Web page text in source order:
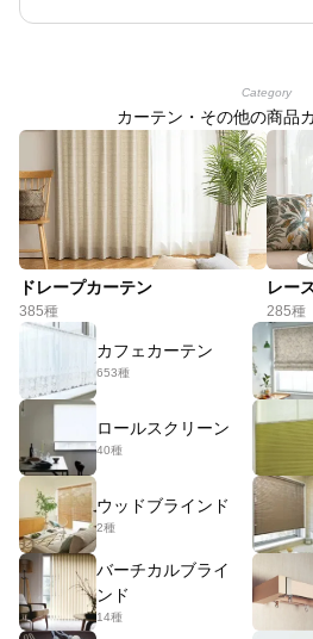
Category
カーテン・その他の商品
ドレープカーテン
385種
レー
285種
カフェカーテン
653種
ロールスクリーン
40種
ウッドブラインド
2種
バーチカルブライ
ンド
14種